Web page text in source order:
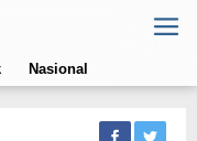
Nasional